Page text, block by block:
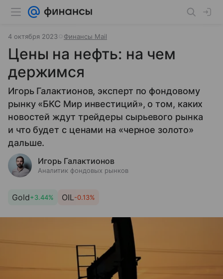
4 октября 2023 Финансы Mail
Цены на нефть: на чем
держимся
Игорь Галактионов, эксперт по фондовому
рынку «БКС Мир инвестиций», о том, каких
новостей ждут трейдеры сырьевого рынка
и что будет с ценами на «черное золото»
дальше.
Игорь Галактионов
Аналитик фондовых рынков
Gold+3.44% OIL-0.13%